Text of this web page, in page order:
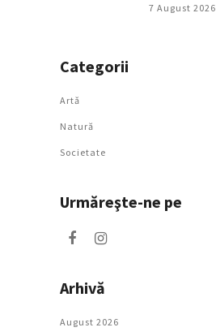
7 August 2026
Categorii
Artǎ
Natură
Societate
Urmăreşte-ne pe
Arhivă
August 2026